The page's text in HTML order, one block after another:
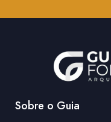
Sobre o Guia